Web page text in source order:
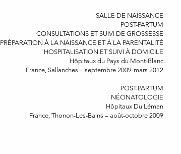
SALLE DE NAISSANCE
POST-PARTUM
CONSULTATIONS ET SUIVI DE GROSSESSE
PRÉPARATION À LA NAISSANCE ET À LA PARENTALITÉ
HOSPITALISATION ET SUIVI À DOMICILE
Hôpitaux du Pays du Mont-Blanc
France, Sallanches – septembre 2009-mars 2012
POST-PARTUM
NÉONATOLOGIE
Hôpitaux Du Léman
France, Thonon-Les-Bains – août-octobre 2009